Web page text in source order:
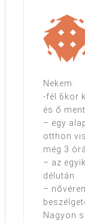
Nekem:
-fél 6kor
és ő
– egy
otthon
még 3
– az
délután
–
Nagyon